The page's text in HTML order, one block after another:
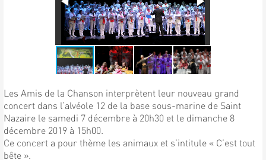
Les Amis de la Chanson interprètent leur nouveau grand
concert dans l’alvéole 12 de la base sous-marine de Saint
Nazaire le samedi 7 décembre à 20h30 et le dimanche 8
décembre 2019 à 15h00.
Ce concert a pour thème les animaux et s’intitule « C’est tout
bête ».